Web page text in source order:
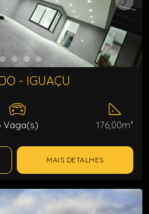
- IGUAÇU
Vaga(s) 176,00m²
MAIS DETALHES